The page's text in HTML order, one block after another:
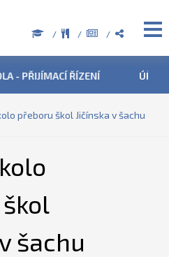
OBDOBÍ LETNÍCH PRÁZDNIN
přeboru škol Jičínska v šachu
šachu